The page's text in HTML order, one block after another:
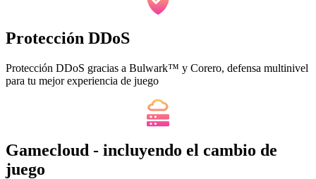
Protección DDoS
Protección DDoS gracias a Bulwark™ y Corero, defensa multinivel
para tu mejor experiencia de juego
Gamecloud - incluyendo el cambio de
juego